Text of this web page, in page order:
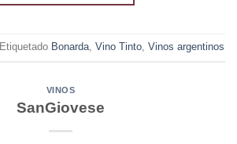
Etiquetado Bonarda Vino Tinto Vinos argentinos
VINOS
SanGiovese